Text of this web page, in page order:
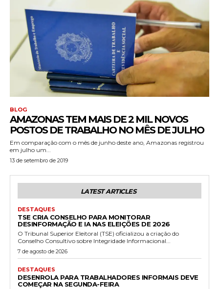
BLOG
AMAZONAS TEM MAIS DE 2 MIL NOVOS
POSTOS DE TRABALHO NO MÊS DE JULHO
Em comparação com o mês de junho deste ano, Amazonas registrou
em julho um...
13 de setembro de 2019
LATEST ARTICLES
DESTAQUES
TSE CRIA CONSELHO PARA MONITORAR
DESINFORMAÇÃO E IA NAS ELEIÇÕES DE 2026
O Tribunal Superior Eleitoral (TSE) oficializou a criação do
Conselho Consultivo sobre Integridade Informacional...
7 de agosto de 2026
DESTAQUES
DESENROLA PARA TRABALHADORES INFORMAIS DEVE
COMEÇAR NA SEGUNDA-FEIRA